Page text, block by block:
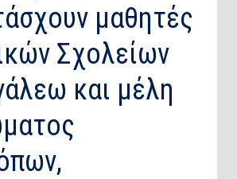
μαθητές
Σχολείων
και μέλη